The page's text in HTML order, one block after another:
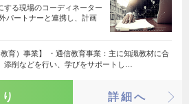
する現場のコーディネーター
パートナーと連携し、計画
教育）事業】 ・通信教育事業：主に知識教材に合
添削などを行い、学びをサポートし…
詳細へ